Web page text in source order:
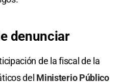
denunciar
de la fiscal de la
del Ministerio Público